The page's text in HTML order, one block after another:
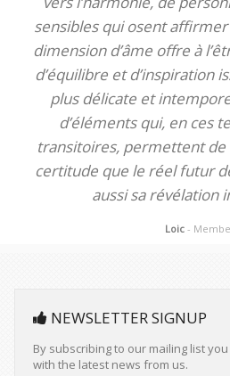
sensibles qui osent
dimension d’âme offre à
d’équilibre et d’inspiration
plus délicate et
d’éléments qui, en ces
transitoires, permettent
certitude que le réel futur
aussi sa révélation
Loic -
NEWSLETTER SIGNUP
By subscribing to our mailing list
with the latest news from us.